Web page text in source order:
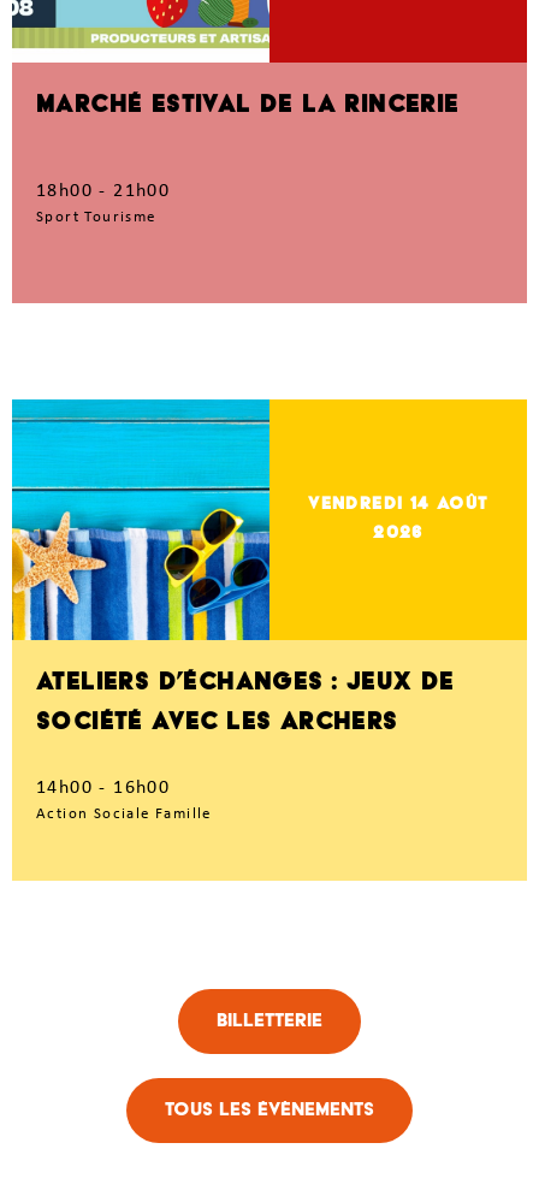
MARCHÉ ESTIVAL DE LA RINCERIE
18h00 - 21h00
Sport Tourisme
vendredi 14Août
2026
ATELIERS D’ÉCHANGES : JEUX DE
SOCIÉTÉ AVEC LES ARCHERS
14h00 - 16h00
Action Sociale Famille
Billetterie
Tous les évènements